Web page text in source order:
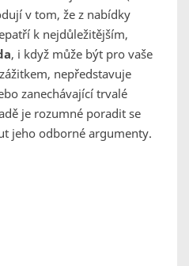
v tom, že z nabídky
k nejdůležitějším,
, i když může být pro vaše
nepředstavuje
zanechávající trvalé
je rozumné poradit se
jeho odborné argumenty.